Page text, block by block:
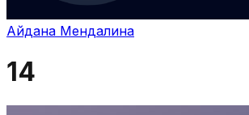
Айдана Мендалина
14